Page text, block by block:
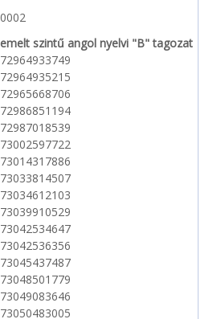
0002
emelt szintű angol nyelvi "B" tagozat
72964933749
72964935215
72965668706
72986851194
72987018539
73002597722
73014317886
73033814507
73034612103
73039910529
73042534647
73042536356
73045437487
73048501779
73049083646
73050483005